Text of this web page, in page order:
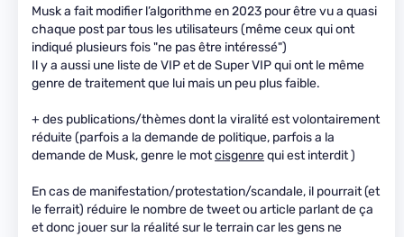
Musk a fait modifier l’algorithme en 2023 pour être vu a quasi
chaque post par tous les utilisateurs (même ceux qui ont
indiqué plusieurs fois "ne pas être intéressé")
Il y a aussi une liste de VIP et de Super VIP qui ont le même
genre de traitement que lui mais un peu plus faible.
+ des publications/thèmes dont la viralité est volontairement
réduite (parfois a la demande de politique, parfois a la
demande de Musk, genre le motcisgenrequi est interdit )
En cas de manifestation/protestation/scandale, il pourrait (et
le ferrait) réduire le nombre de tweet ou article parlant de ça
et donc jouer sur la réalité sur le terrain car les gens ne